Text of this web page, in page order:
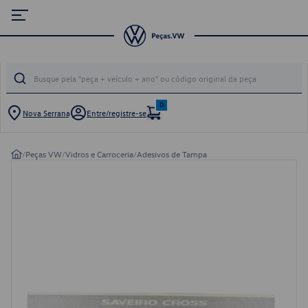
Nova Serrana Entre/registre-se
0
/Peças VW/Vidros e Carroceria/Adesivos de Tampa